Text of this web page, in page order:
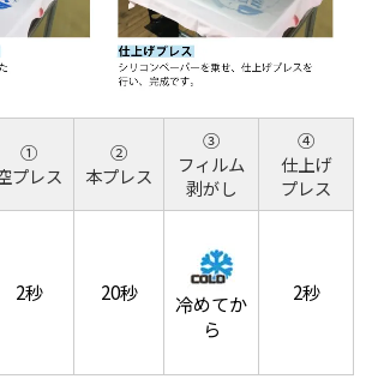
①
プレス
②
本プレス
③
フィルム
剥がし
④
仕上げ
プレス
2秒 20秒
冷めてか
ら
2秒